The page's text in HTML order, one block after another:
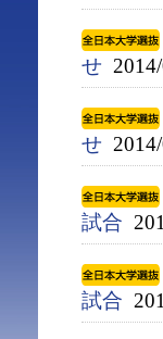
せ
せ
試合
試合